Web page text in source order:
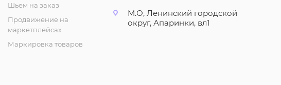
42₽/шт
Шьем на заказ
Продвижение на
маркетплейсах
Маркировка товаров
М.О, Ленинский городской
округ, Апаринки, вл1